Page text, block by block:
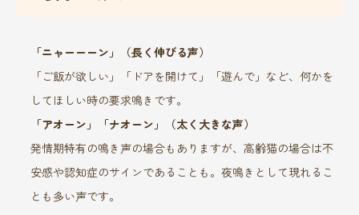
「ニャーーーン」（長く伸びる声）
「ご飯が欲しい」「ドアを開けて」「遊んで」など、何かを
してほしい時の要求鳴きです。
「アオーン」「ナオーン」（太く大きな声）
発情期特有の鳴き声の場合もありますが、高齢猫の場合は不
安感や認知症のサインであることも。夜鳴きとして現れるこ
とも多い声です。